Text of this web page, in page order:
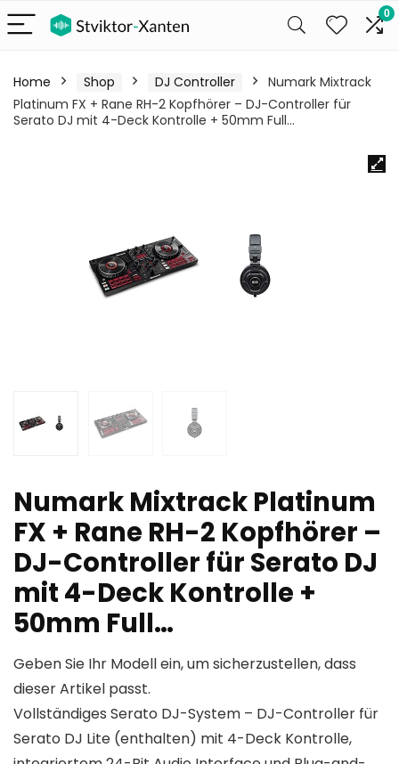
0
Home Shop DJ Controller
Numark Mixtrack
Platinum FX + Rane RH-2 Kopfhörer – DJ-Controller für
Serato DJ mit 4-Deck Kontrolle + 50mm Full…
Numark Mixtrack Platinum
FX + Rane RH-2 Kopfhörer –
DJ-Controller für Serato DJ
mit 4-Deck Kontrolle +
50mm Full…
Geben Sie Ihr Modell ein, um sicherzustellen, dass
dieser Artikel passt.
Vollständiges Serato DJ-System – DJ-Controller für
Serato DJ Lite (enthalten) mit 4-Deck Kontrolle,